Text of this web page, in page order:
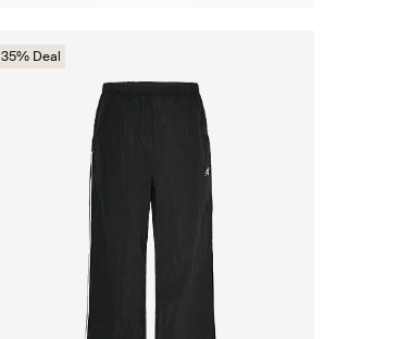
35% Deal